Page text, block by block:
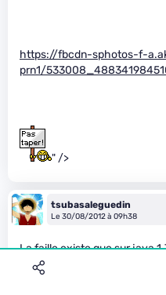
https://fbcdn-sphotos-f-
prn1/
" />
tsubasaleguedin
Le 30/08/2012 à 09h38
La faille existe que sur java